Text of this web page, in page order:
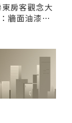
房客觀念大
牆面油漆、